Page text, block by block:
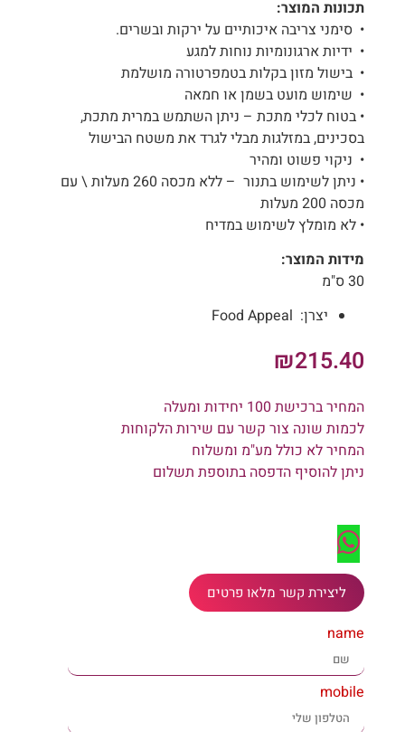
תכונות המוצר:
• סימני צריבה איכותיים על ירקות ובשרים.
• ידיות ארגונומיות נוחות למגע
• בישול מזון בקלות בטמפרטורה מושלמת
• שימוש מועט בשמן או חמאה
• בטוח לכלי מתכת – ניתן השתמש במרית מתכת,
בסכינים, במזלגות מבלי לגרד את משטח הבישול
• ניקוי פשוט ומהיר
• ניתן לשימוש בתנור – ללא מכסה 260 מעלות \ עם
מכסה 200 מעלות
• לא מומלץ לשימוש במדיח
מידות המוצר:
יצרן:Food Appeal
₪215.40
המחיר ברכישת 100 יחידות ומעלה
לכמות שונה צור קשר עם שירות הלקוחות
המחיר לא כולל מע"מ ומשלוח
ניתן להוסיף הדפסה בתוספת תשלום
ליצירת קשר מלאו פרטים
name
mobile